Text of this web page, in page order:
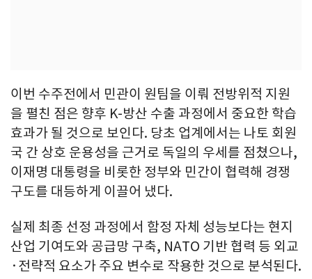
이번 수주전에서 민관이 원팀을 이뤄 전방위적 지원
을 펼친 점은 향후 K-방산 수출 과정에서 중요한 학습
효과가 될 것으로 보인다. 당초 업계에서는 나토 회원
국 간 상호 운용성을 근거로 독일의 우세를 점쳤으나,
이재명 대통령을 비롯한 정부와 민간이 협력해 경쟁
구도를 대등하게 이끌어 냈다.
실제 최종 선정 과정에서 함정 자체 성능보다는 현지
산업 기여도와 공급망 구축, NATO 기반 협력 등 외교
·전략적 요소가 주요 변수로 작용한 것으로 분석된다.